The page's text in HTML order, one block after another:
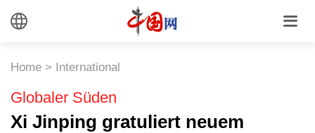
Home > International
Globaler Süden
Xi Jinping gratuliert neuem